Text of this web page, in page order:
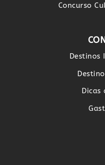
Concurso
Destinos
Dicas